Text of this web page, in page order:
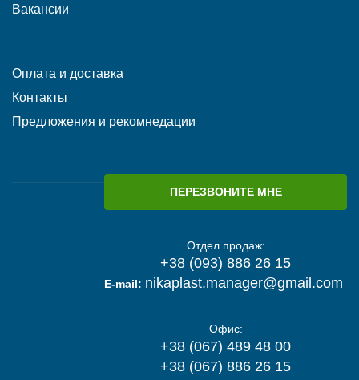
Вакансии
Оплата и доставка
Контакты
Предложения и рекомнедации
ПЕРЕЗВОНИТЕ МНЕ
Отдел продаж:
+38 (093) 886 26 15
E-mail: nikaplast.manager@gmail.com
Офис:
+38 (067) 489 48 00
+38 (067) 886 26 15